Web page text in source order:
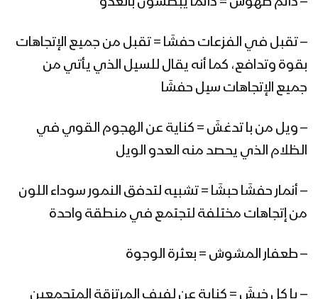
مونتاج زامل الله معنا | عيسى الليث –
1442هـ
– تقبل في الفزعات حفشَا = تقبل من جميع الإتجاهات
بقوة وتدافع، كما أنه يقال للسيل الذي يأتي من
جميع الإتجاهات سيل حفشَا
– ويل من با تدغشَ = كناية عن الهجوم القوي في
الظلام الذي يحصد منه العدو الويل
– أنمار حفشَا حبشَا = تشبيه لتدفق النمور سوداء اللون
من إتجاهات مختلفة لتجتمع في منطقة واحدة
– طعفار المشوش = بعثرة الوجوة
– يا كل خبشَ = كناية عن لفيف المرتزقة المتجمعين